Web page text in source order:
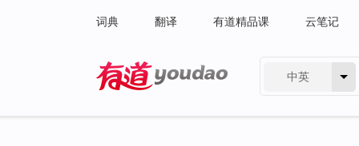
词典 翻译 有道精品课 云笔记
中英